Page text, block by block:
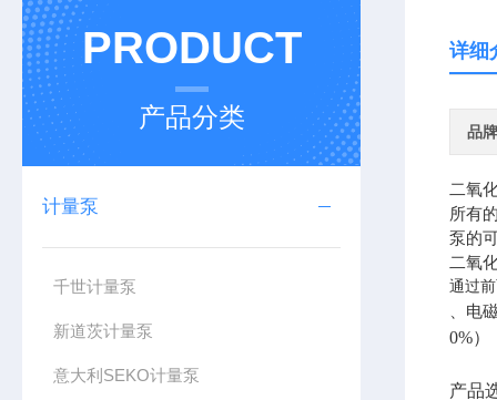
PRODUCT
产品分类
计量泵
千世计量泵
新道茨计量泵
意大利SEKO计量泵
详细
品牌
二氧
所有
泵的
二氧
通过
、电
0%）
产品